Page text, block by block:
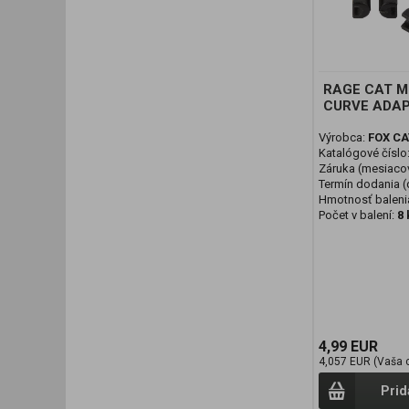
RAGE CAT
CURVE
Výrobca: FOX
Katalógové číslo:
Záruka
Termín dodania
Hmotnosť
Počet v balení: 8
4,99 EUR
4,057 EUR (Vaša